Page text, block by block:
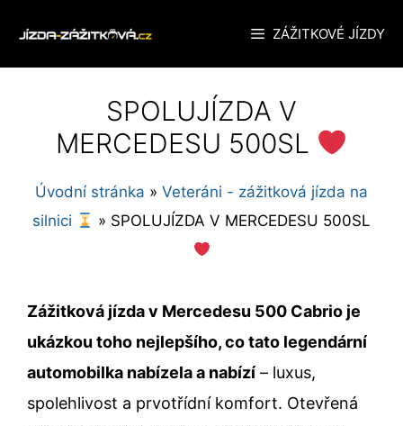
ZÁŽITKOVÉ JÍZDY
SPOLUJÍZDA V
MERCEDESU 500SL
Úvodní stránka » Veteráni - zážitková jízda na
silnici
» SPOLUJÍZDA V MERCEDESU 500SL
Zážitková jízda v Mercedesu 500 Cabrio je
ukázkou toho nejlepšího, co tato legendární
automobilka nabízela a nabízí – luxus,
spolehlivost a prvotřídní komfort. Otevřená